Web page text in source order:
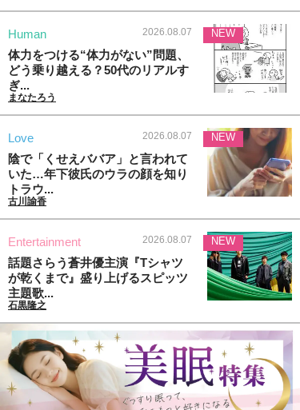
Human 2026.08.07
体力をつける“体力がない”問題、
どう乗り越える？50代のリアルす
ぎ...
まなたろう
NEW
Love 2026.08.07
陰で「くせえババア」と言われて
いた…年下彼氏のウラの顔を知り
トラウ...
古川諭香
NEW
Entertainment 2026.08.07
話題さらう蒼井優主演『Tシャツ
が乾くまで』盛り上げるスピッツ
主題歌...
石黒隆之
NEW